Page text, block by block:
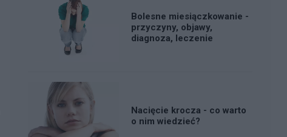
Bolesne miesiączkowanie -
przyczyny, objawy,
diagnoza, leczenie
Nacięcie krocza - co warto
o nim wiedzieć?